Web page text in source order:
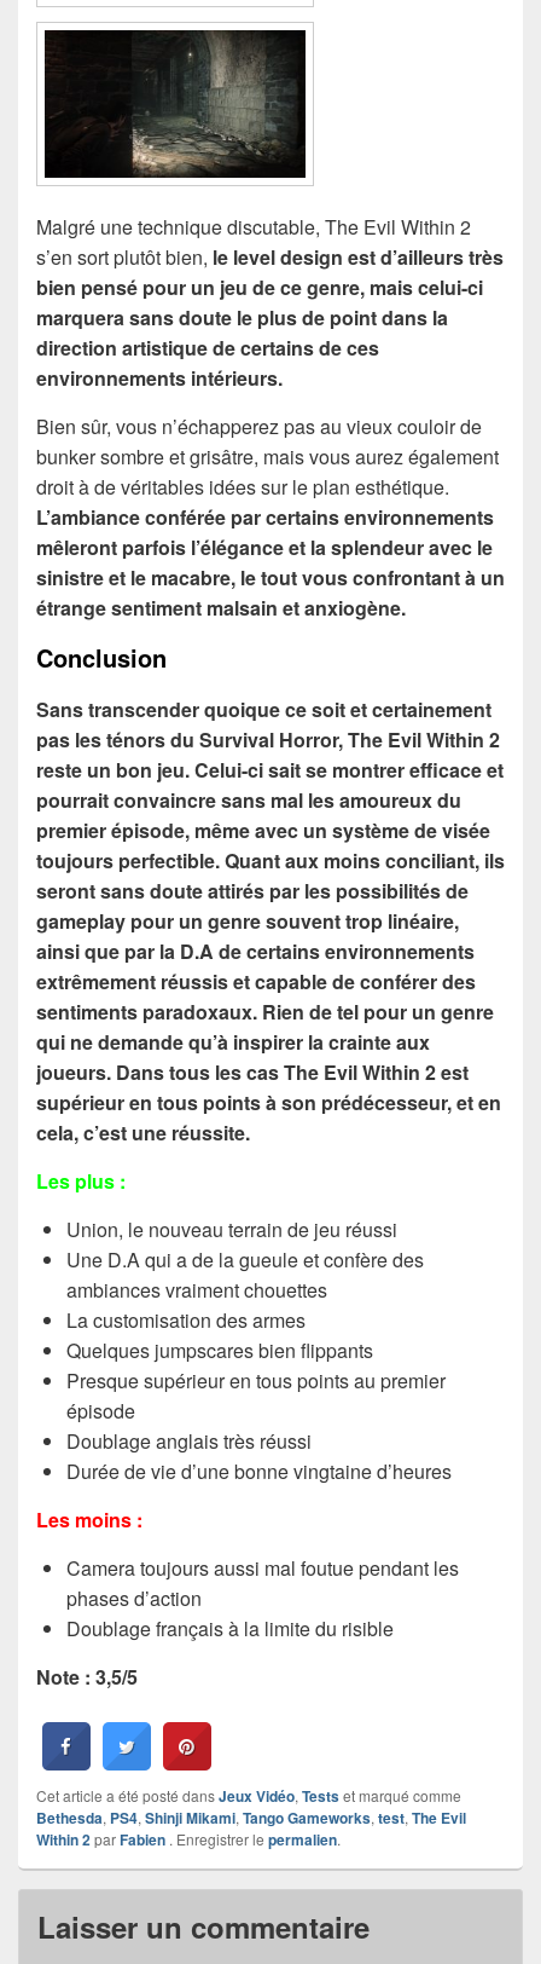
Malgré une technique discutable, The Evil Within 2
s’en sort plutôt bien, le level design est d’ailleurs très
bien pensé pour un jeu de ce genre, mais celui-ci
marquera sans doute le plus de point dans la
direction artistique de certains de ces
environnements intérieurs.
Bien sûr, vous n’échapperez pas au vieux couloir de
bunker sombre et grisâtre, mais vous aurez également
droit à de véritables idées sur le plan esthétique.
L’ambiance conférée par certains environnements
mêleront parfois l’élégance et la splendeur avec le
sinistre et le macabre, le tout vous confrontant à un
étrange sentiment malsain et anxiogène.
Conclusion
Sans transcender quoique ce soit et certainement
pas les ténors du Survival Horror, The Evil Within 2
reste un bon jeu. Celui-ci sait se montrer efficace et
pourrait convaincre sans mal les amoureux du
premier épisode, même avec un système de visée
toujours perfectible. Quant aux moins conciliant, ils
seront sans doute attirés par les possibilités de
gameplay pour un genre souvent trop linéaire,
ainsi que par la D.A de certains environnements
extrêmement réussis et capable de conférer des
sentiments paradoxaux. Rien de tel pour un genre
qui ne demande qu’à inspirer la crainte aux
joueurs. Dans tous les cas The Evil Within 2 est
supérieur en tous points à son prédécesseur, et en
cela, c’est une réussite.
Les plus :
Union, le nouveau terrain de jeu réussi
Une D.A qui a de la gueule et confère des
ambiances vraiment chouettes
La customisation des armes
Quelques jumpscares bien flippants
Presque supérieur en tous points au premier
épisode
Doublage anglais très réussi
Durée de vie d’une bonne vingtaine d’heures
Les moins :
Camera toujours aussi mal foutue pendant les
phases d’action
Doublage français à la limite du risible
Note : 3,5/5
Cet article a été posté dansJeux Vidéo, Testset marqué comme
Bethesda, PS4, Shinji Mikami, Tango Gameworks, test, The Evil
Within 2parFabien . Enregistrer le permalien.
Laisser un commentaire